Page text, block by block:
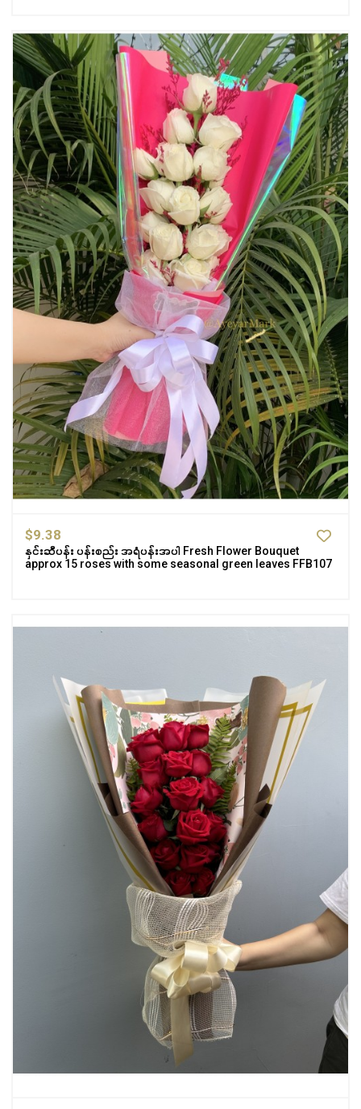
$9.38
နှင်းဆီပန်း ပန်းစည်း အရံပန်းအပါ Fresh Flower Bouquet
approx 15 roses with some seasonal green leaves FFB107